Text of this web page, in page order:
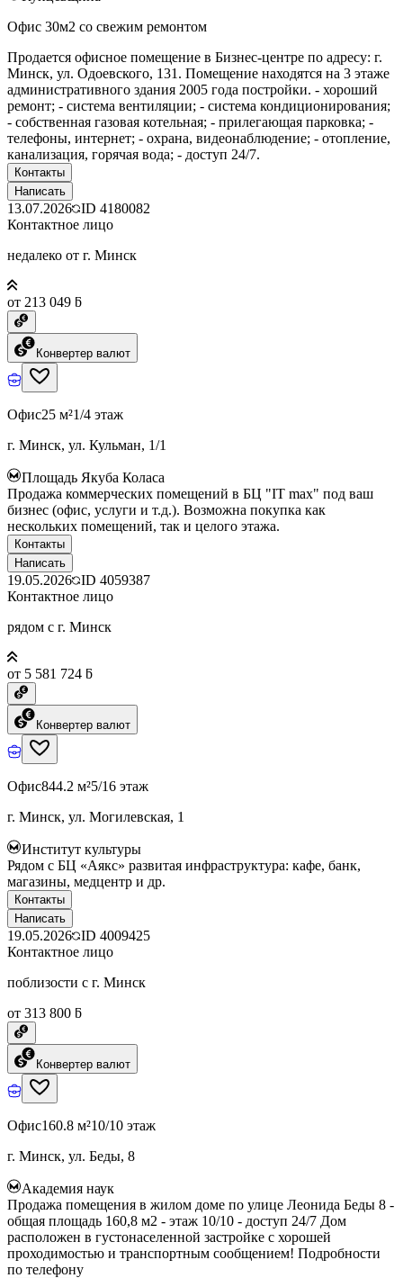
Офис 30м2 со свежим ремонтом
Продается офисное помещение в Бизнес-центре по адресу: г.
Минск, ул. Одоевского, 131. Помещение находятся на 3 этаже
административного здания 2005 года постройки. - хороший
ремонт; - система вентиляции; - система кондиционирования;
- собственная газовая котельная; - прилегающая парковка; -
телефоны, интернет; - охрана, видеонаблюдение; - отопление,
канализация, горячая вода; - доступ 24/7.
Контакты
Написать
13.07.2026 ID 4180082
Контактное лицо
недалеко от г. Минск
от 213 049 ƃ
Конвертер валют
Офис25 м²1/4 этаж
г. Минск, ул. Кульман, 1/1
Площадь Якуба Коласа
Продажа коммерческих помещений в БЦ "IT max" под ваш
бизнес (офис, услуги и т.д.). Возможна покупка как
нескольких помещений, так и целого этажа.
Контакты
Написать
19.05.2026 ID 4059387
Контактное лицо
рядом с г. Минск
от 5 581 724 ƃ
Конвертер валют
Офис844.2 м²5/16 этаж
г. Минск, ул. Могилевская, 1
Институт культуры
Рядом с БЦ «Аякс» развитая инфраструктура: кафе, банк,
магазины, медцентр и др.
Контакты
Написать
19.05.2026 ID 4009425
Контактное лицо
поблизости с г. Минск
от 313 800 ƃ
Конвертер валют
Офис160.8 м²10/10 этаж
г. Минск, ул. Беды, 8
Академия наук
Продажа помещения в жилом доме по улице Леонида Беды 8 -
общая площадь 160,8 м2 - этаж 10/10 - доступ 24/7 Дом
расположен в густонаселенной застройке с хорошей
проходимостью и транспортным сообщением! Подробности
по телефону